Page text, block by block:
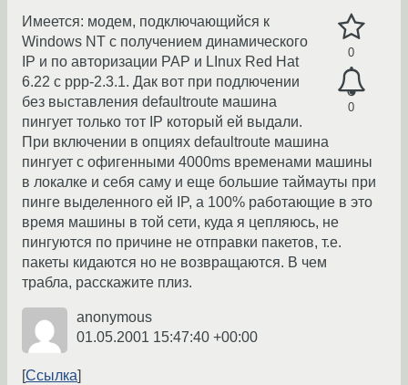
0
0
Имеется: модем, подключающийся к
Windows NT с получением динамического
IP и по авторизации PAP и LInux Red Hat
6.22 с ppp-2.3.1. Дак вот при подлючении
без выставления defaultroute машина
пингует только тот IP который ей выдали.
При включении в опциях defaultroute машина
пингует с офигенными 4000ms временами машины
в локалке и себя саму и еще большие таймауты при
пинге выделенного ей IP, а 100% работающие в это
время машины в той сети, куда я цепляюсь, не
пингуются по причине не отправки пакетов, т.е.
пакеты кидаются но не возвращаются. В чем
трабла, расскажите плиз.
anonymous
01.05.2001 15:47:40 +00:00
Ссылка